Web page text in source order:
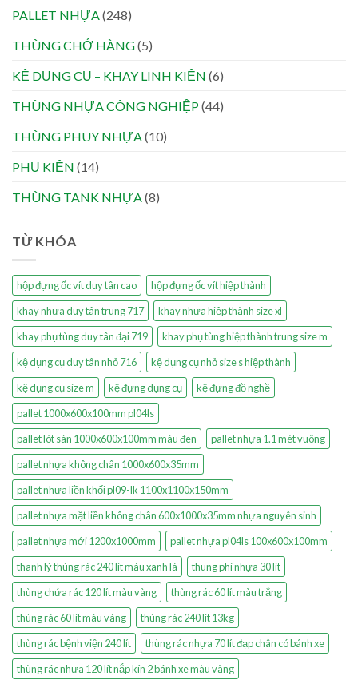
PALLET NHỰA (248)
THÙNG CHỞ HÀNG(5)
KỆ DỤNG CỤ – KHAY LINH KIỆN (6)
THÙNG NHỰA CÔNG NGHIỆP(44)
THÙNG PHUY NHỰA (10)
PHỤ KIỆN (14)
THÙNG TANK NHỰA (8)
TỪ KHÓA
hộp đựng ốc vít duy tân cao
hộp đựng ốc vít hiệp thành
khay nhựa duy tân trung 717
khay nhựa hiệp thành size xl
khay phụ tùng duy tân đại 719
khay phụ tùng hiệp thành trung size m
kệ dụng cụ duy tân nhỏ 716
kệ dụng cụ nhỏ size s hiệp thành
kệ dụng cụ size m
kệ đựng dụng cụ
kệ đựng đồ nghề
pallet 1000x600x100mm pl04ls
pallet lót sàn 1000x600x100mm màu đen
pallet nhựa 1.1 mét vuông
pallet nhựa không chân 1000x600x35mm
pallet nhựa liền khối pl09-lk 1100x1100x150mm
pallet nhựa mặt liền không chân 600x1000x35mm nhựa nguyên sinh
pallet nhựa mới 1200x1000mm
pallet nhựa pl04ls 100x600x100mm
thanh lý thùng rác 240 lít màu xanh lá
thung phi nhựa 30 lít
thùng chứa rác 120 lít màu vàng
thùng rác 60 lít màu trắng
thùng rác 60 lít màu vàng
thùng rác 240 lít 13kg
thùng rác bệnh viện 240 lít
thùng rác nhựa 70 lít đạp chân có bánh xe
thùng rác nhựa 120 lít nắp kín 2 bánh xe màu vàng